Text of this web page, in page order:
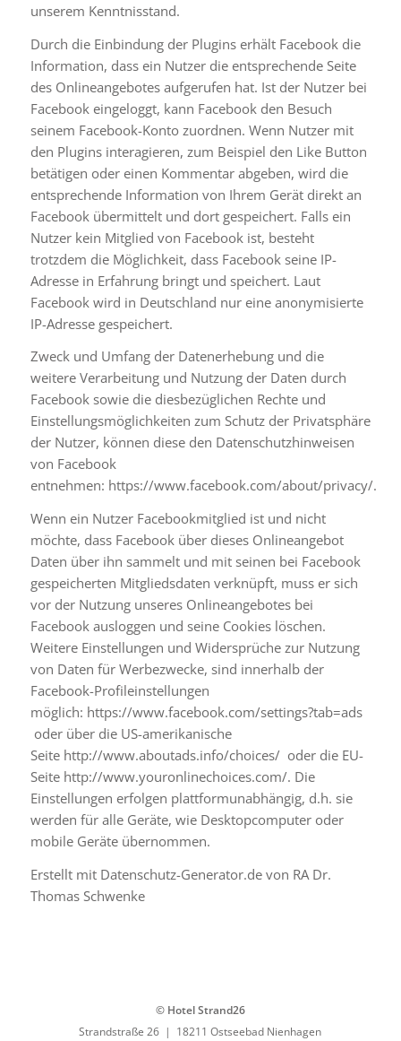
unserem Kenntnisstand.
Durch die Einbindung der Plugins erhält Facebook die
Information, dass ein Nutzer die entsprechende Seite
des Onlineangebotes aufgerufen hat. Ist der Nutzer bei
Facebook eingeloggt, kann Facebook den Besuch
seinem Facebook-Konto zuordnen. Wenn Nutzer mit
den Plugins interagieren, zum Beispiel den Like Button
betätigen oder einen Kommentar abgeben, wird die
entsprechende Information von Ihrem Gerät direkt an
Facebook übermittelt und dort gespeichert. Falls ein
Nutzer kein Mitglied von Facebook ist, besteht
trotzdem die Möglichkeit, dass Facebook seine IP-
Adresse in Erfahrung bringt und speichert. Laut
Facebook wird in Deutschland nur eine anonymisierte
IP-Adresse gespeichert.
Zweck und Umfang der Datenerhebung und die
weitere Verarbeitung und Nutzung der Daten durch
Facebook sowie die diesbezüglichen Rechte und
Einstellungsmöglichkeiten zum Schutz der Privatsphäre
der Nutzer, können diese den Datenschutzhinweisen
von Facebook
entnehmen: https://www.facebook.com/about/privacy/.
Wenn ein Nutzer Facebookmitglied ist und nicht
möchte, dass Facebook über dieses Onlineangebot
Daten über ihn sammelt und mit seinen bei Facebook
gespeicherten Mitgliedsdaten verknüpft, muss er sich
vor der Nutzung unseres Onlineangebotes bei
Facebook ausloggen und seine Cookies löschen.
Weitere Einstellungen und Widersprüche zur Nutzung
von Daten für Werbezwecke, sind innerhalb der
Facebook-Profileinstellungen
möglich: https://www.facebook.com/settings?tab=ads
oder über die US-amerikanische
Seite http://www.aboutads.info/choices/oder die EU-
Seite http://www.youronlinechoices.com/. Die
Einstellungen erfolgen plattformunabhängig, d.h. sie
werden für alle Geräte, wie Desktopcomputer oder
mobile Geräte übernommen.
Erstellt mit Datenschutz-Generator.de von RA Dr.
Thomas Schwenke
© Hotel Strand26
Strandstraße 26 | 18211 Ostseebad Nienhagen